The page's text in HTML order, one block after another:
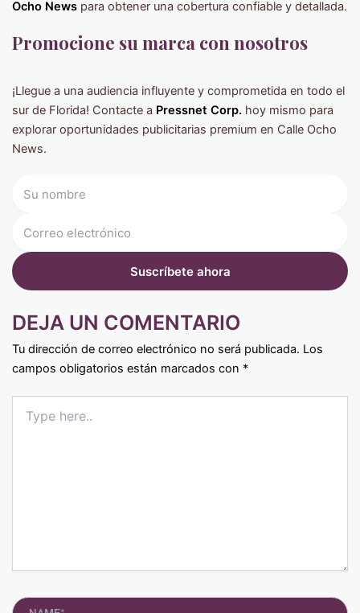
Ocho News para obtener una cobertura confiable y detallada.
Promocione su marca con nosotros
¡Llegue a una audiencia influyente y comprometida en todo el
sur de Florida! Contacte a Pressnet Corp. hoy mismo para
explorar oportunidades publicitarias premium en Calle Ocho
News.
DEJA UN COMENTARIO
Tu dirección de correo electrónico no será publicada. Los
campos obligatorios están marcados con *
here..
Name*